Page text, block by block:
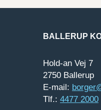
BALLERUP
Hold-an Vej 7
2750 Ballerup
E-mail:
Tlf.: 4477 2000